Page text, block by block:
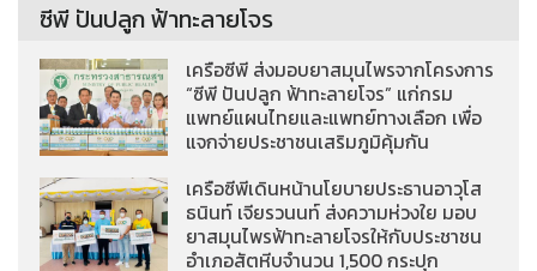
ซีพี ปันปลูก ฟ้าทะลายโจร
เครือซีพี ส่งมอบยาสมุนไพรจากโครงการ
“ซีพี ปันปลูก ฟ้าทะลายโจร” แก่กรม
แพทย์แผนไทยและแพทย์ทางเลือก เพื่อ
แจกจ่ายประชาชนเสริมภูมิคุ้มกัน
เครือซีพีเดินหน้านโยบายประธานอาวุโส
ธนินท์ เจียรวนนท์ ส่งความห่วงใย มอบ
ยาสมุนไพรฟ้าทะลายโจรให้กับประชาชน
อำเภอสัตหีบจำนวน 1,500 กระปุก